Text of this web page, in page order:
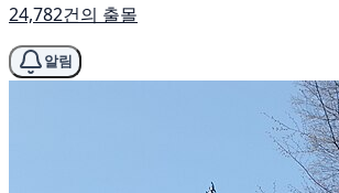
24,782건의 출몰
알림